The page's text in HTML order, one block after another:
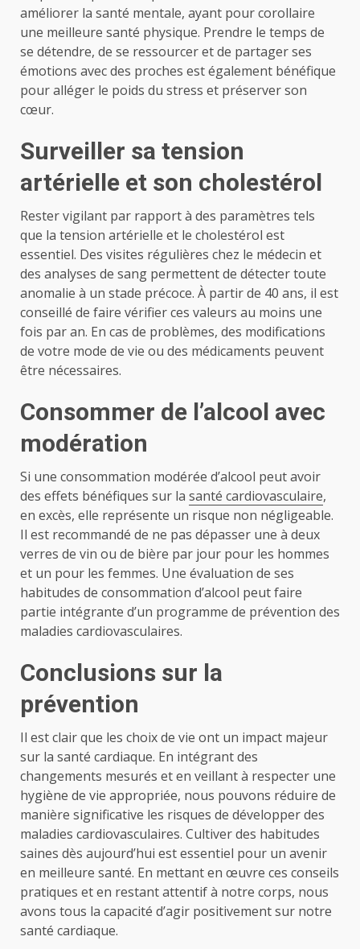
améliorer la santé mentale, ayant pour corollaire
une meilleure santé physique. Prendre le temps de
se détendre, de se ressourcer et de partager ses
émotions avec des proches est également bénéfique
pour alléger le poids du stress et préserver son
cœur.
Surveiller sa tension
artérielle et son cholestérol
Rester vigilant par rapport à des paramètres tels
que la tension artérielle et le cholestérol est
essentiel. Des visites régulières chez le médecin et
des analyses de sang permettent de détecter toute
anomalie à un stade précoce. À partir de 40 ans, il est
conseillé de faire vérifier ces valeurs au moins une
fois par an. En cas de problèmes, des modifications
de votre mode de vie ou des médicaments peuvent
être nécessaires.
Consommer de l’alcool avec
modération
Si une consommation modérée d’alcool peut avoir
des effets bénéfiques sur la santé cardiovasculaire,
en excès, elle représente un risque non négligeable.
Il est recommandé de ne pas dépasser une à deux
verres de vin ou de bière par jour pour les hommes
et un pour les femmes. Une évaluation de ses
habitudes de consommation d’alcool peut faire
partie intégrante d’un programme de prévention des
maladies cardiovasculaires.
Conclusions sur la
prévention
Il est clair que les choix de vie ont un impact majeur
sur la santé cardiaque. En intégrant des
changements mesurés et en veillant à respecter une
hygiène de vie appropriée, nous pouvons réduire de
manière significative les risques de développer des
maladies cardiovasculaires. Cultiver des habitudes
saines dès aujourd’hui est essentiel pour un avenir
en meilleure santé. En mettant en œuvre ces conseils
pratiques et en restant attentif à notre corps, nous
avons tous la capacité d’agir positivement sur notre
santé cardiaque.